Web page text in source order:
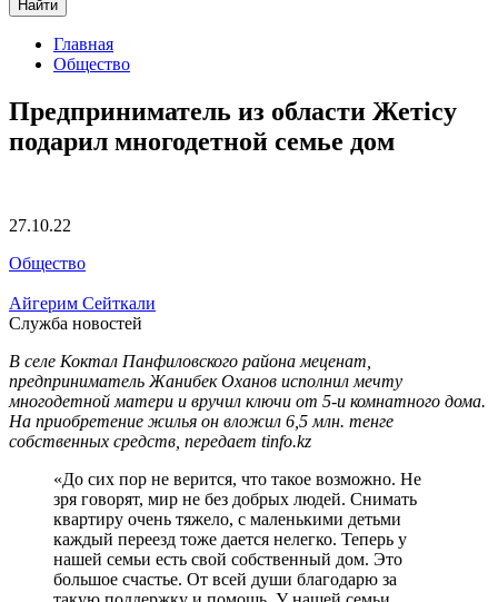
Найти
Главная
Общество
Предприниматель из области Жетісу
подарил многодетной семье дом
27.10.22
Общество
Айгерим Сейткали
Служба новостей
В селе Коктал Панфиловского района меценат,
предприниматель Жанибек Оханов исполнил мечту
многодетной матери и вручил ключи от 5-и комнатного дома.
На приобретение жилья он вложил 6,5 млн. тенге
собственных средств, передает tinfo.kz
«До сих пор не верится, что такое возможно. Не
зря говорят, мир не без добрых людей. Снимать
квартиру очень тяжело, с маленькими детьми
каждый переезд тоже дается нелегко. Теперь у
нашей семьи есть свой собственный дом. Это
большое счастье. От всей души благодарю за